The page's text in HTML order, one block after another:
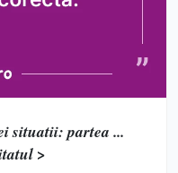
situatii: partea ...
>